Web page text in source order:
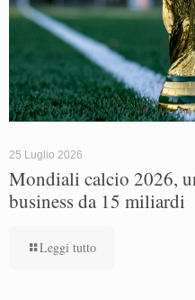
25 Luglio 2026
Mondiali calcio 2026,
business da 15 miliardi
Leggi tutto